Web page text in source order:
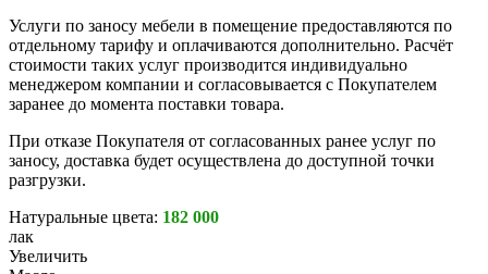
Услуги по заносу мебели в помещение предоставляются по
отдельному тарифу и оплачиваются дополнительно. Расчёт
стоимости таких услуг производится индивидуально
менеджером компании и согласовывается с Покупателем
заранее до момента поставки товара.
При отказе Покупателя от согласованных ранее услуг по
заносу, доставка будет осуществлена до доступной точки
разгрузки.
Натуральные цвета: 182 000
лак
Увеличить